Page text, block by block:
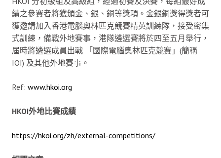
績之參賽者將獲頒金、銀、銅等獎項。金銀銅獎得獎者可
獲邀請加入香港電腦奧林匹克競賽精英訓練隊，接受密集
式訓練，備戰外地賽事，港隊遴選賽將於四至五月舉行，
屆時將遴選成員出戰 「國際電腦奧林匹克競賽」(簡稱
IOI) 及其他外地賽事。
Ref: www.hkoi.org
HKOI外地比賽成績
https://hkoi.org/zh/external-competitions/